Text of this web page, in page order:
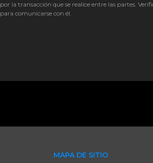
por la transacción que se realice entre las partes.
para comunicarse con él.
MAPA DE SITIO